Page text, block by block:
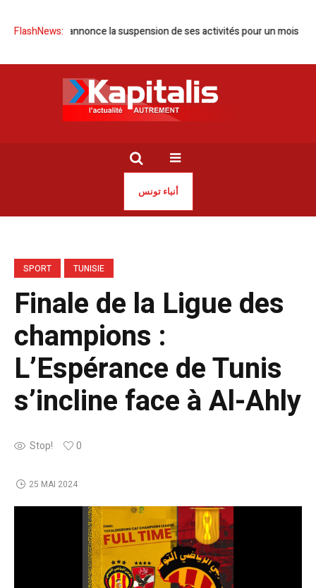
FlashNews:
Tunisie annonce la suspension de ses activités pour un mois
أنباء تونس
SPORT TUNISIE
Finale de la Ligue des
champions :
L’Espérance de Tunis
s’incline face à Al-Ahly
Stop! 0
25 MAI 2024